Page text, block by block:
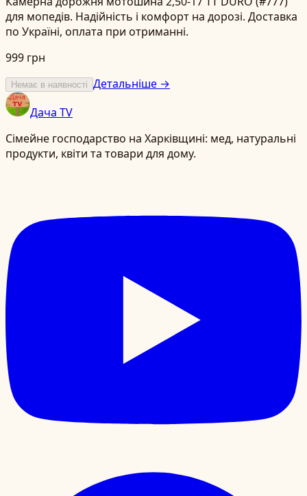
для мопедів. Надійність і комфорт на дорозі. Доставка
по Україні, оплата при отриманні.
999 грн
Немає в наявності Детальніше →
Дача TV
Сімейне господарство на Харківщині: мед, натуральні
продукти, квіти та товари для дому.